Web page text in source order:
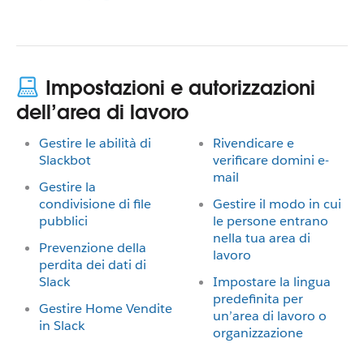
Impostazioni e autorizzazioni
dell’area di lavoro
Gestire le abilità di
Slackbot
Gestire la
condivisione di file
pubblici
Prevenzione della
perdita dei dati di
Slack
Gestire Home Vendite
in Slack
Rivendicare e
verificare domini e-
mail
Gestire il modo in cui
le persone entrano
nella tua area di
lavoro
Impostare la lingua
predefinita per
un’area di lavoro o
organizzazione